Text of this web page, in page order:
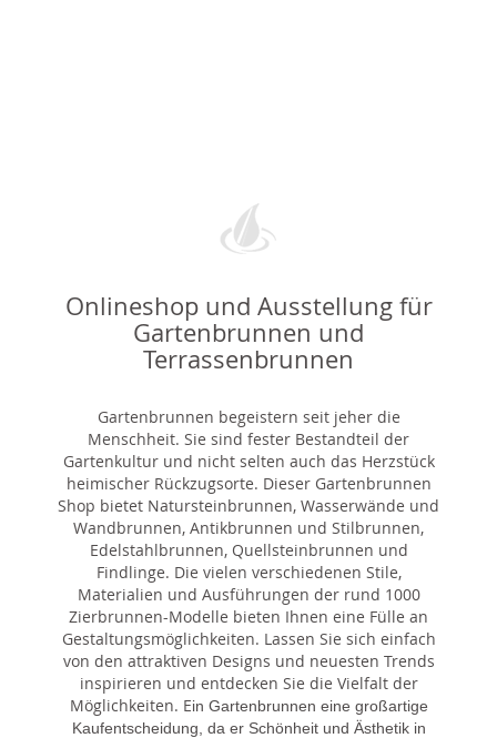
Onlineshop und Ausstellung für
Gartenbrunnen und
Terrassenbrunnen
Gartenbrunnen begeistern seit jeher die
Menschheit. Sie sind fester Bestandteil der
Gartenkultur und nicht selten auch das Herzstück
heimischer Rückzugsorte. Dieser Gartenbrunnen
Shop bietet Natursteinbrunnen, Wasserwände und
Wandbrunnen, Antikbrunnen und Stilbrunnen,
Edelstahlbrunnen, Quellsteinbrunnen und
Findlinge. Die vielen verschiedenen Stile,
Materialien und Ausführungen der rund 1000
Zierbrunnen-Modelle bieten Ihnen eine Fülle an
Gestaltungsmöglichkeiten. Lassen Sie sich einfach
von den attraktiven Designs und neuesten Trends
inspirieren und entdecken Sie die Vielfalt der
Möglichkeiten. Ein Gartenbrunnen eine großartige
Kaufentscheidung, da er Schönheit und Ästhetik in